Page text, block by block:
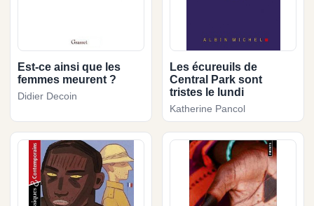
Est-ce ainsi que les
femmes meurent ?
Didier Decoin
Les écureuils de
Central Park sont
tristes le lundi
Katherine Pancol